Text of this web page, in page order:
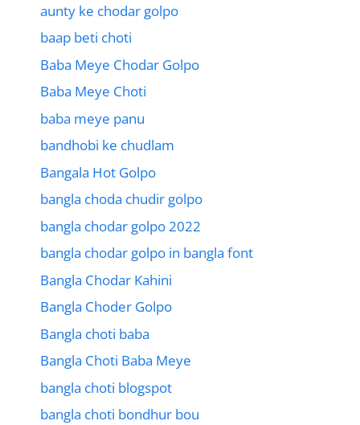
aunty ke chodar golpo
baap beti choti
Baba Meye Chodar Golpo
Baba Meye Choti
baba meye panu
bandhobi ke chudlam
Bangala Hot Golpo
bangla choda chudir golpo
bangla chodar golpo 2022
bangla chodar golpo in bangla font
Bangla Chodar Kahini
Bangla Choder Golpo
Bangla choti baba
Bangla Choti Baba Meye
bangla choti blogspot
bangla choti bondhur bou